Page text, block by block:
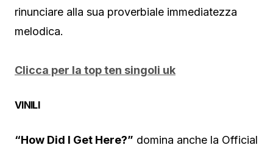
rinunciare alla sua proverbiale immediatezza
melodica.
Clicca per la top ten singoli uk
VINILI
“How Did I Get Here?” domina anche la Official